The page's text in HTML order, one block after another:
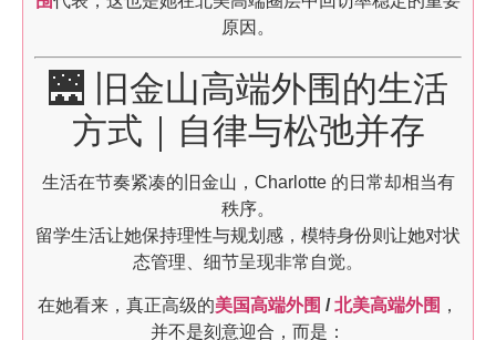
原因。
🌉 旧金山高端外围的生活
方式｜自律与松弛并存
生活在节奏紧凑的旧金山，Charlotte 的日常却相当有
秩序。
留学生活让她保持理性与规划感，模特身份则让她对状
态管理、细节呈现非常自觉。
在她看来，真正高级的美国高端外围 /北美高端外围 ，
并不是刻意迎合，而是：